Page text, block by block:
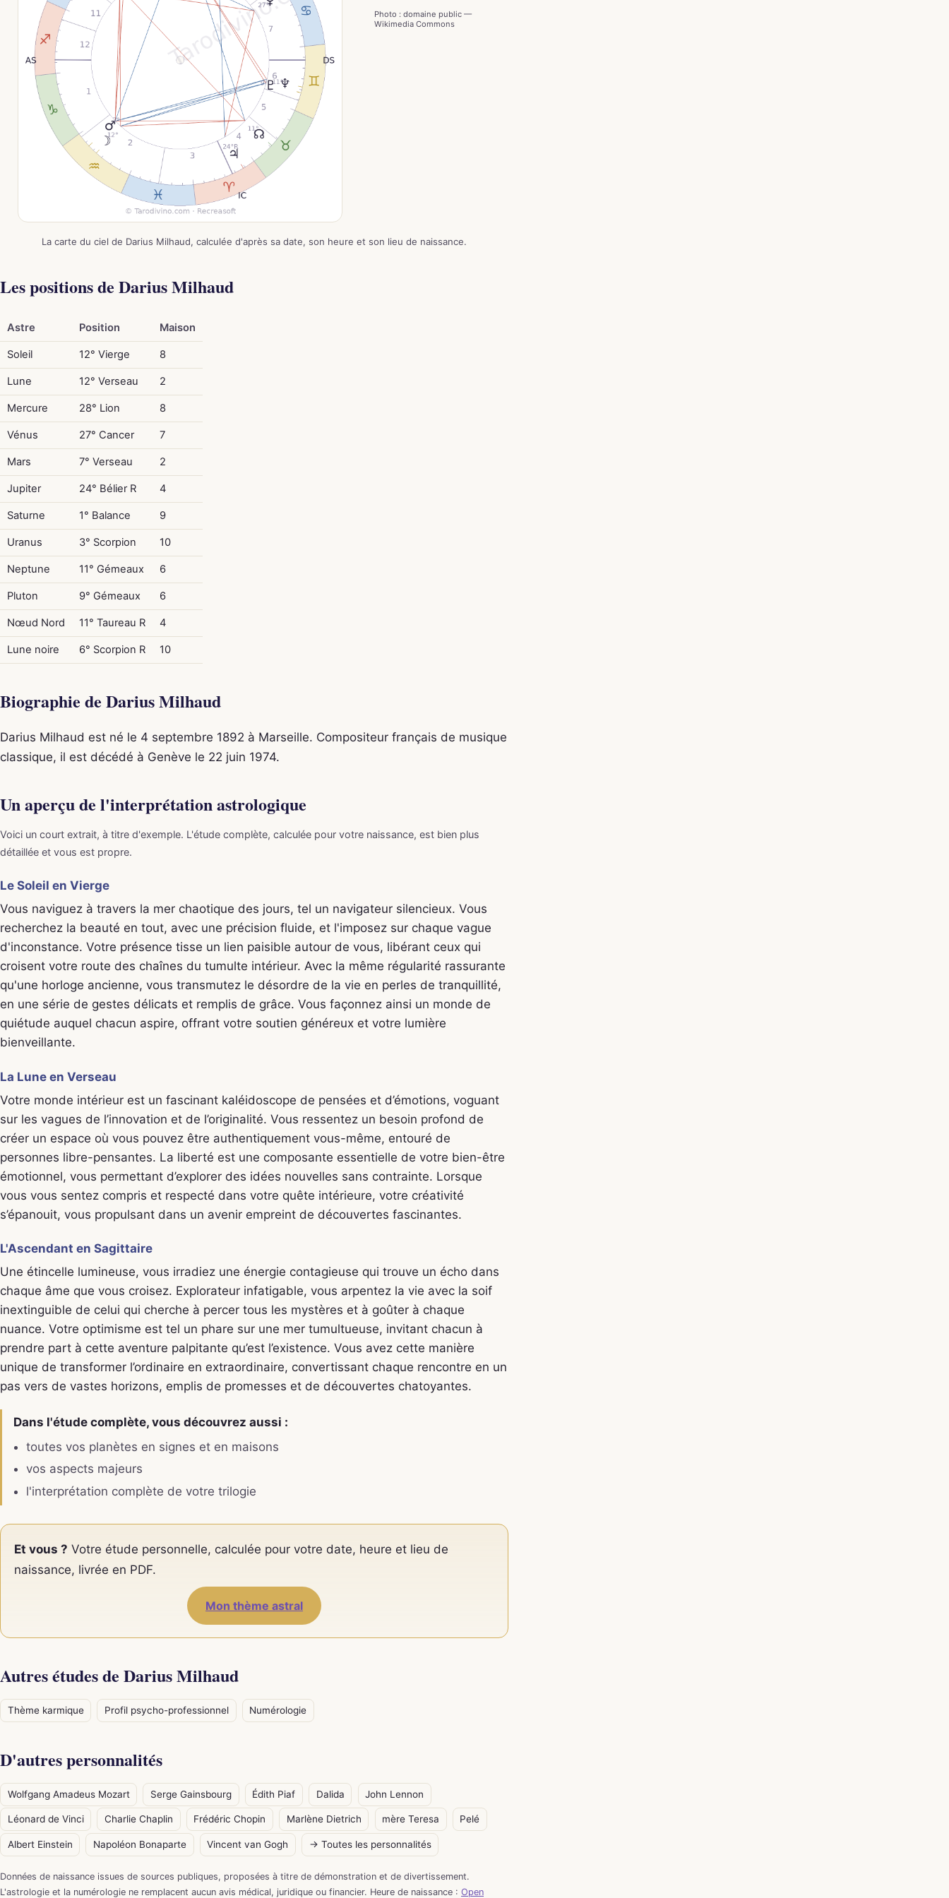
Photo : domaine public —
Wikimedia Commons
La carte du ciel de Darius Milhaud, calculée d'après sa date, son heure et son lieu de naissance.
Les positions de Darius Milhaud
Astre Position Maison
Soleil 12° Vierge 8
Lune 12° Verseau 2
Mercure 28° Lion 8
Vénus 27° Cancer 7
Mars 7° Verseau 2
Jupiter 24° Bélier R 4
Saturne 1° Balance 9
Uranus 3° Scorpion 10
Neptune 11° Gémeaux 6
Pluton 9° Gémeaux 6
Nœud Nord 11° Taureau R 4
Lune noire 6° Scorpion R 10
Biographie de Darius Milhaud
Darius Milhaud est né le 4 septembre 1892 à Marseille. Compositeur français de musique
classique, il est décédé à Genève le 22 juin 1974.
Un aperçu de l'interprétation astrologique
Voici un court extrait, à titre d'exemple. L'étude complète, calculée pour votre naissance, est bien plus
détaillée et vous est propre.
Le Soleil en Vierge
Vous naviguez à travers la mer chaotique des jours, tel un navigateur silencieux. Vous
recherchez la beauté en tout, avec une précision fluide, et l'imposez sur chaque vague
d'inconstance. Votre présence tisse un lien paisible autour de vous, libérant ceux qui
croisent votre route des chaînes du tumulte intérieur. Avec la même régularité rassurante
qu'une horloge ancienne, vous transmutez le désordre de la vie en perles de tranquillité,
en une série de gestes délicats et remplis de grâce. Vous façonnez ainsi un monde de
quiétude auquel chacun aspire, offrant votre soutien généreux et votre lumière
bienveillante.
La Lune en Verseau
Votre monde intérieur est un fascinant kaléidoscope de pensées et d’émotions, voguant
sur les vagues de l’innovation et de l’originalité. Vous ressentez un besoin profond de
créer un espace où vous pouvez être authentiquement vous-même, entouré de
personnes libre-pensantes. La liberté est une composante essentielle de votre bien-être
émotionnel, vous permettant d’explorer des idées nouvelles sans contrainte. Lorsque
vous vous sentez compris et respecté dans votre quête intérieure, votre créativité
s’épanouit, vous propulsant dans un avenir empreint de découvertes fascinantes.
L'Ascendant en Sagittaire
Une étincelle lumineuse, vous irradiez une énergie contagieuse qui trouve un écho dans
chaque âme que vous croisez. Explorateur infatigable, vous arpentez la vie avec la soif
inextinguible de celui qui cherche à percer tous les mystères et à goûter à chaque
nuance. Votre optimisme est tel un phare sur une mer tumultueuse, invitant chacun à
prendre part à cette aventure palpitante qu’est l’existence. Vous avez cette manière
unique de transformer l’ordinaire en extraordinaire, convertissant chaque rencontre en un
pas vers de vastes horizons, emplis de promesses et de découvertes chatoyantes.
Dans l'étude complète, vous découvrez aussi :
toutes vos planètes en signes et en maisons
vos aspects majeurs
l'interprétation complète de votre trilogie
Et vous ? Votre étude personnelle, calculée pour votre date, heure et lieu de
naissance, livrée en PDF.
Mon thème astral
Autres études de Darius Milhaud
Thème karmique Profil psycho-professionnel Numérologie
D'autres personnalités
Wolfgang Amadeus Mozart Serge Gainsbourg Édith Piaf Dalida John Lennon
Léonard de Vinci Charlie Chaplin Frédéric Chopin Marlène Dietrich mère Teresa Pelé
Albert Einstein Napoléon Bonaparte Vincent van Gogh → Toutes les personnalités
Données de naissance issues de sources publiques, proposées à titre de démonstration et de divertissement.
L'astrologie et la numérologie ne remplacent aucun avis médical, juridique ou financier. Heure de naissance : Open